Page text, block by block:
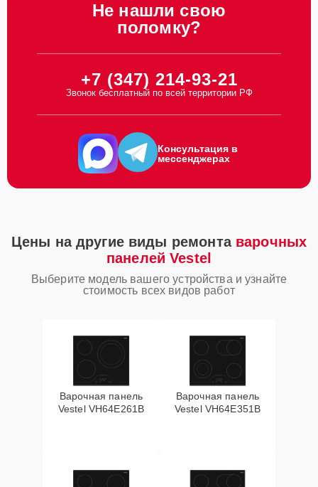
Не нашли свою
поломку?
+7 (347) 214-93-21
Звонок бесплатный по всей территории РФ
Консультация в
мессенджерах
Цены на другие виды ремонта варочных
панелей Vestel
Выберите модель вашего устройства и узнайте
стоимость всех видов работ
Варочная панель
Vestel VH64E261B
Варочная панель
Vestel VH64E351B